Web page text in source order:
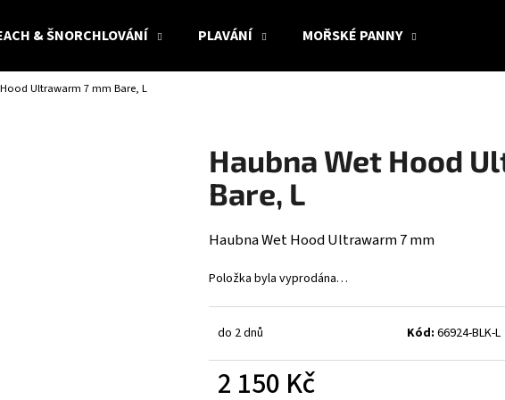
& ŠNORCHLOVÁNÍ PLAVÁNÍ MOŘSKÉ PANNY
Ultrawarm 7 mm Bare, L
Haubna Wet Hood
Bare, L
Haubna Wet Hood Ultrawarm 7 mm
Položka byla vyprodána…
do 2 dnů Kód: 66924-BLK-L
2 150 Kč
Co potřebujete najít?
HLEDAT